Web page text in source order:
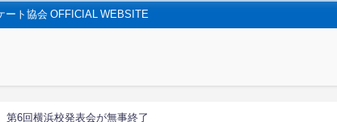
ート協会 OFFICIAL WEBSITE
第6回横浜校発表会が無事終了